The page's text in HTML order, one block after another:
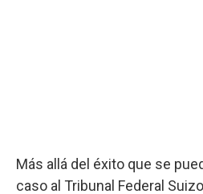
Más allá del éxito que se
caso al Tribunal Federal